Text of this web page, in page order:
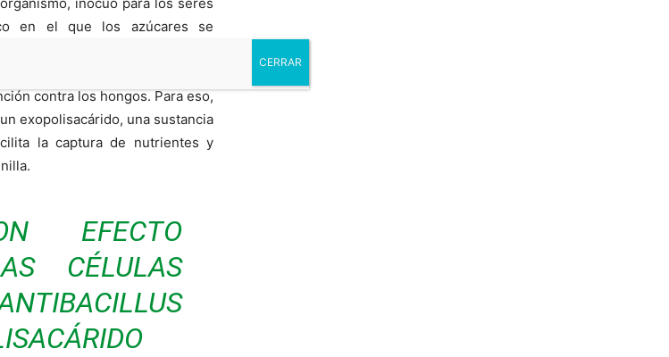
inocuo para los seres
en el que los azúcares se
puede contribuir a la
un entorno óptimo para el
contra los hongos. Para eso,
exopolisacárido, una sustancia
la captura de nutrientes y
EFECTO
CÉLULAS